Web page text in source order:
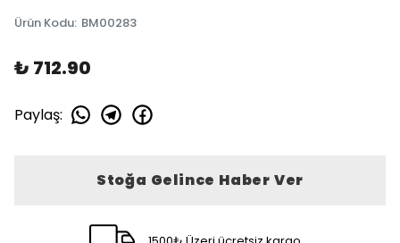
Ürün Kodu: BM00283
₺ 712.90
Paylaş:
Stoğa Gelince Haber Ver